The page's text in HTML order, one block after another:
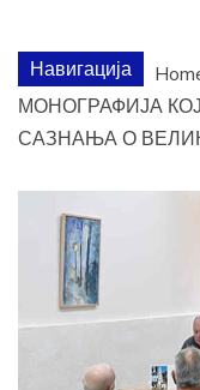
Навигација
МОНОГРАФИЈА
САЗНАЊА О